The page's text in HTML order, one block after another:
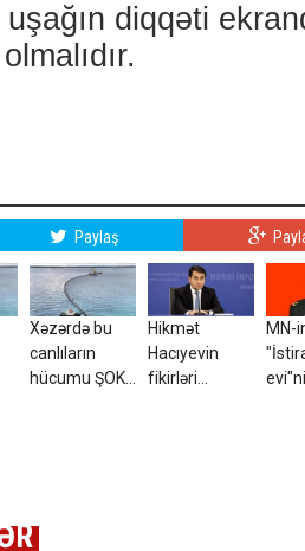
uşağın diqqəti
Paylaş
Xəzərdə bu
canlıların
hücumu ŞOK
Hikmət
Hacıyevin
fikirləri
MN-